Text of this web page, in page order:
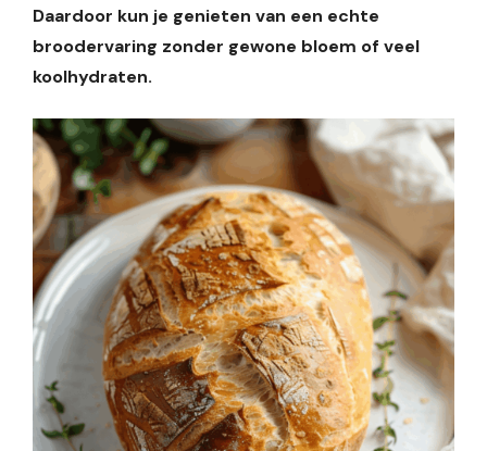
Daardoor kun je genieten van een echte
broodervaring zonder gewone bloem of veel
koolhydraten.